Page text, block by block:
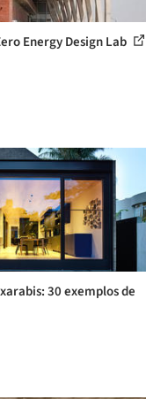
Energy Design Lab
30 exemplos de